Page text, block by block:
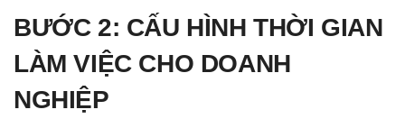
BƯỚC 2: CẤU HÌNH THỜI GIAN
LÀM VIỆC CHO DOANH
NGHIỆP